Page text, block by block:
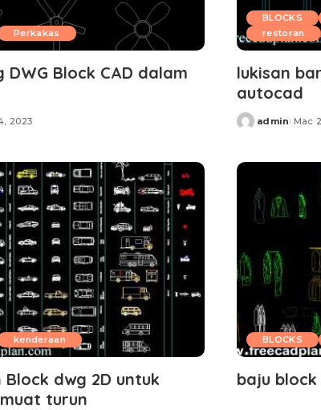
Perkakas
DWG Block CAD dalam
2023
BLOCKS
restoran
lukisan
autocad
Posted
admin Mac
kenderaan
dwg 2D untuk
turun
BLOCKS
baju